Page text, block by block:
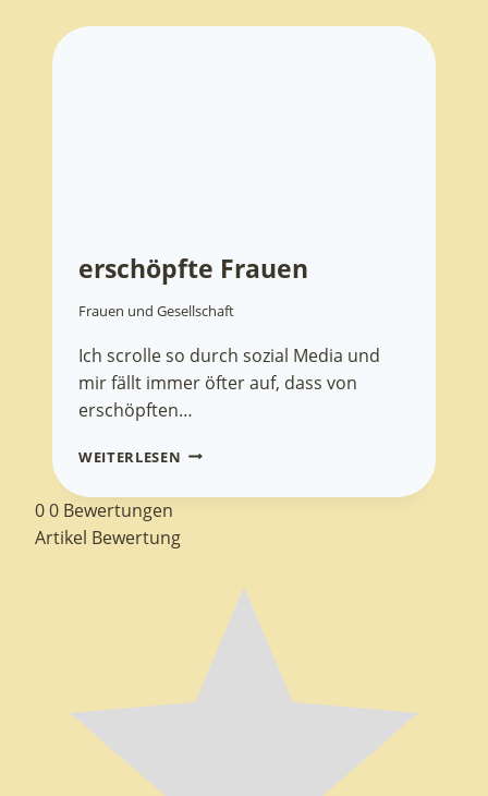
erschöpfte Frauen
Frauen und Gesellschaft
Ich scrolle so durch sozial Media und
mir fällt immer öfter auf, dass von
erschöpften…
WEITERLESEN ERSCHÖPFTE
00 Bewertungen
Artikel Bewertung